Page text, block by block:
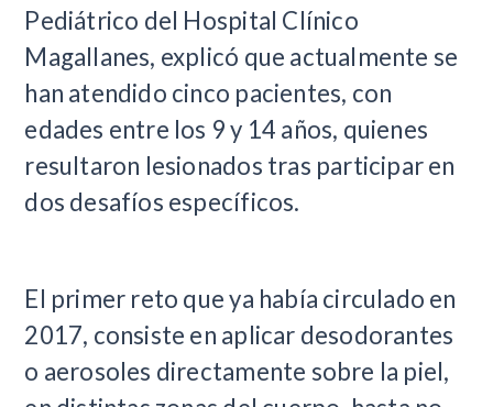
Pediátrico del Hospital Clínico
Magallanes, explicó que actualmente se
han atendido cinco pacientes, con
edades entre los 9 y 14 años, quienes
resultaron lesionados tras participar en
dos desafíos específicos.
El primer reto que ya había circulado en
2017, consiste en aplicar desodorantes
o aerosoles directamente sobre la piel,